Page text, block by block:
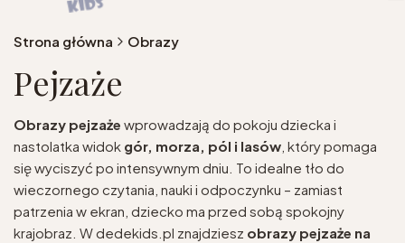
Strona główna Obrazy
Pejzaże
Obrazy pejzaże wprowadzają do pokoju dziecka i
nastolatka widok gór, morza, pól i lasów , który pomaga
się wyciszyć po intensywnym dniu. To idealne tło do
wieczornego czytania, nauki i odpoczynku – zamiast
patrzenia w ekran, dziecko ma przed sobą spokojny
krajobraz. W dedekids.pl znajdziesz obrazy pejzaże na